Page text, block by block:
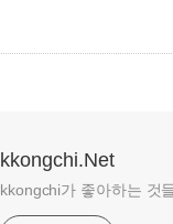
kkongchi.Net
kkongchi가 좋아하는 것